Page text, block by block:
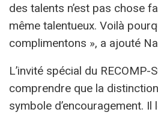
des talents n’est pas chose
même talentueux. Voilà
complimentons », a ajouté
L’invité spécial du RECOMP-
comprendre que la distinction
symbole d’encouragement. Il